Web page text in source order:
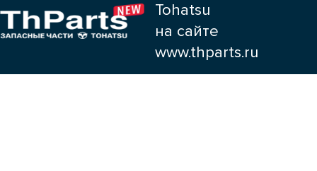
Tohatsu
на сайте
www.thparts.ru